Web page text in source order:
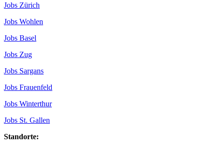
Jobs Zürich
Jobs Wohlen
Jobs Basel
Jobs Zug
Jobs Sargans
Jobs Frauenfeld
Jobs Winterthur
Jobs St. Gallen
Standorte: